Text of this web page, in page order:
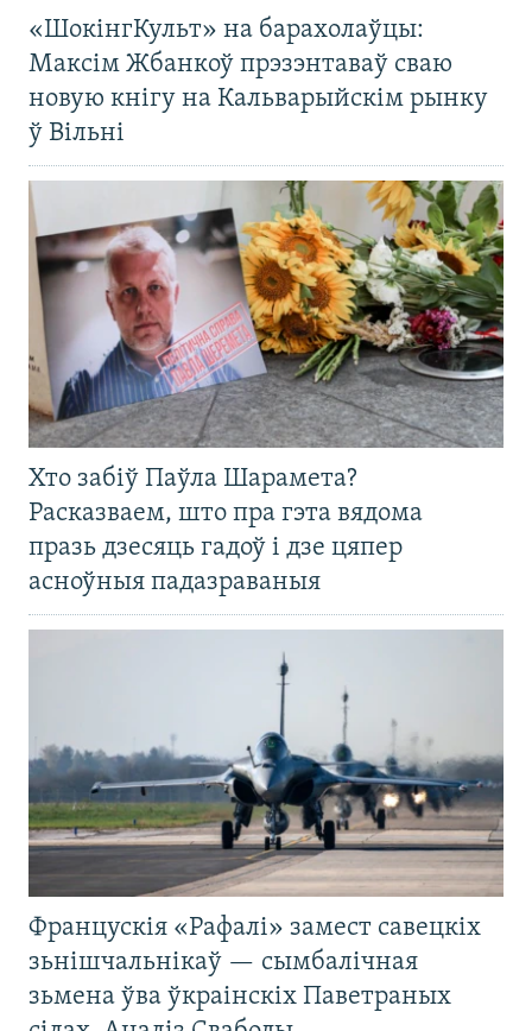
«ШокінгКульт» на барахолаўцы:
Максім Жбанкоў прэзэнтаваў сваю
новую кнігу на Кальварыйскім рынку
ў Вільні
Хто забіў Паўла Шарамета?
Расказваем, што пра гэта вядома
празь дзесяць гадоў і дзе цяпер
асноўныя падазраваныя
Францускія «Рафалі» замест савецкіх
зьнішчальнікаў — сымбалічная
зьмена ўва ўкраінскіх Паветраных